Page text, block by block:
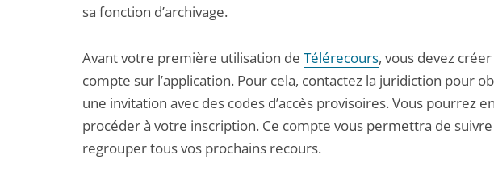
sa fonction d’archivage.
Avant votre première utilisation de Télérecours, vous devez
compte sur l’application. Pour cela, contactez la juridiction pour
une invitation avec des codes d’accès provisoires. Vous pourrez
procéder à votre inscription. Ce compte vous permettra de
regrouper tous vos prochains recours.